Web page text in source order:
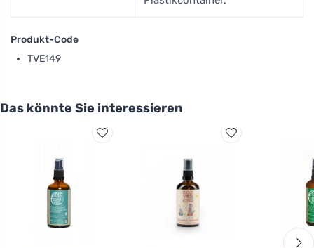
Produkt-Code
TVE149
Das könnte Sie interessieren